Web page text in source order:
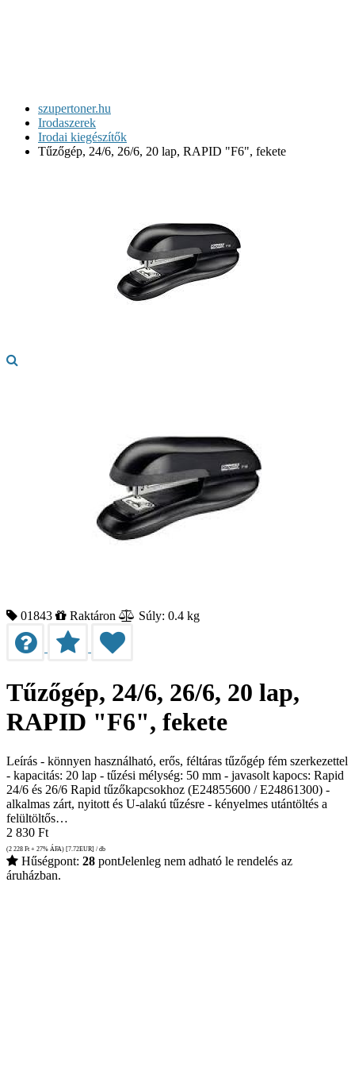
szupertoner.hu
Irodaszerek
Irodai kiegészítők
Tűzőgép, 24/6, 26/6, 20 lap, RAPID "F6", fekete
01843 Raktáron Súly: 0.4 kg
Tűzőgép, 24/6, 26/6, 20 lap,
RAPID "F6", fekete
Leírás - könnyen használható, erős, féltáras tűzőgép fém szerkezettel
- kapacitás: 20 lap - tűzési mélység: 50 mm - javasolt kapocs: Rapid
24/6 és 26/6 Rapid tűzőkapcsokhoz (E24855600 / E24861300) -
alkalmas zárt, nyitott és U-alakú tűzésre - kényelmes utántöltés a
felültöltős…
2 830 Ft
(2 228 Ft + 27% ÁFA) [7.72EUR] / db
Hűségpont: 28 pontJelenleg nem adható le rendelés az
áruházban.